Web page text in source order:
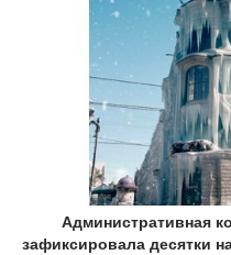
Административная
зафиксировала десятки